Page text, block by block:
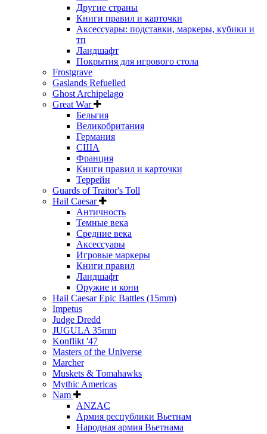
Другие страны
Книги правил и карточки
Аксессуары: подставки, маркеры, кубики и
тп
Ландшафт
Покрытия для игрового стола
Frostgrave
Gaslands Refuelled
Ghost Archipelago
Great War
Бельгия
Великобритания
Германия
США
Франция
Книги правил и карточки
Террейн
Guards of Traitor's Toll
Hail Caesar
Античность
Темные века
Средние века
Аксессуары
Игровые маркеры
Книги правил
Ландшафт
Оружие и кони
Hail Caesar Epic Battles (15mm)
Impetus
Judge Dredd
JUGULA 35mm
Konflikt '47
Masters of the Universe
Marcher
Muskets & Tomahawks
Mythic Americas
Nam
ANZAC
Армия республики Вьетнам
Народная армия Вьетнама